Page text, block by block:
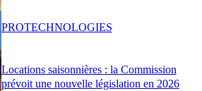
Locations saisonnières : la Commission
prévoit une nouvelle législation en 2026
PROTECHNOLOGIES